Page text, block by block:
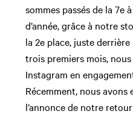
sommes passés de la 7e
d’année, grâce à notre
la 2e place, juste
trois premiers mois,
Instagram en
Récemment, nous
l’annonce de notre